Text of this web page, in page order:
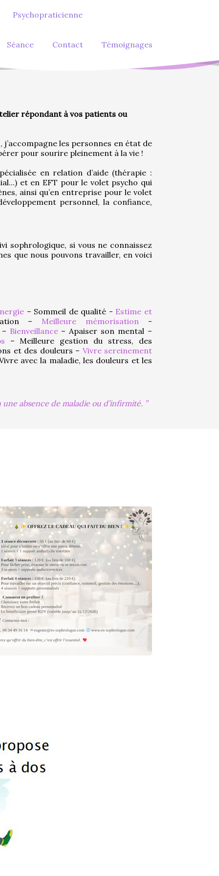
Psychopraticienne
Séance Contact Témoignages
répondant à vos patients ou
les personnes en état de
pour sourire pleinement à la vie !
en relation d’aide (thérapie :
et en EFT pour le volet psycho qui
ainsi qu’en entreprise pour le volet
personnel, la confiance,
sophrologique, si vous ne connaissez
que nous pouvons travailler, en voici
– Sommeil de qualité - Estime et
– Meilleure mémorisation -
Bienveillance
– Meilleure gestion du stress, des
et des douleurs – Vivre sereinement
avec la maladie, les douleurs et les
absence de maladie ou d’infirmité.